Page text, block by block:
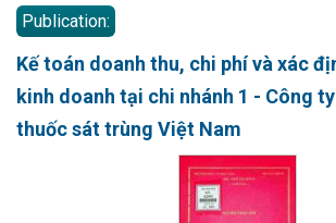
Publication:
Kế toán doanh thu, chi phí và xác
kinh doanh tại chi nhánh 1 - Công
thuốc sát trùng Việt Nam